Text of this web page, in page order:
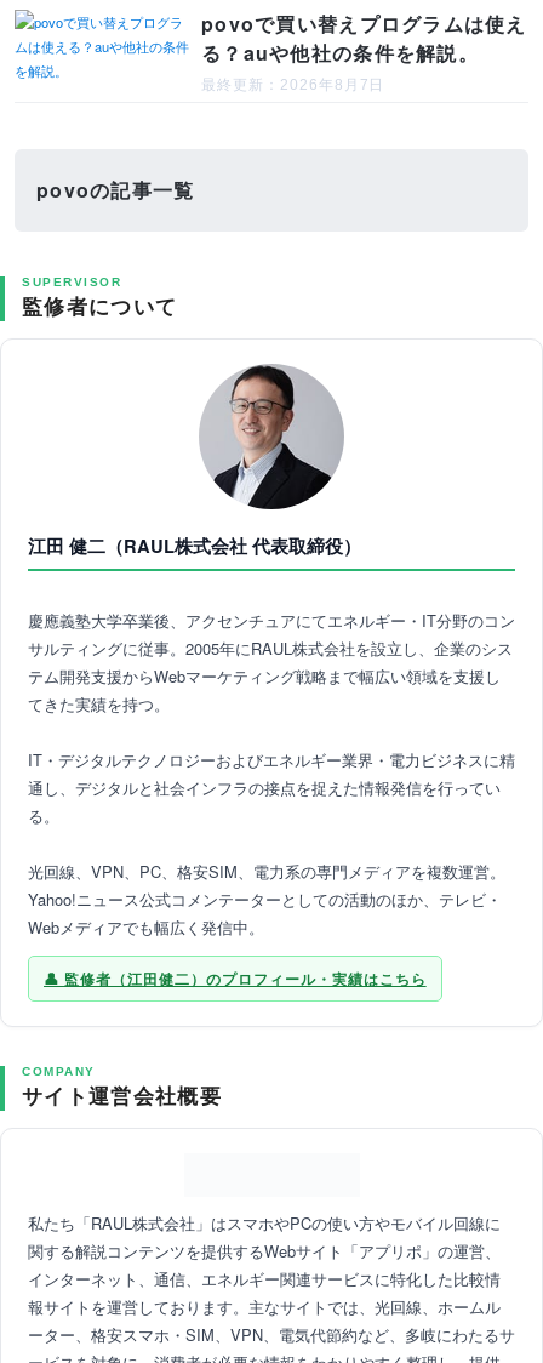
povoで買い替えプログラムは使え
る？auや他社の条件を解説。
最終更新：2026年8月7日
povoの記事一覧
SUPERVISOR
監修者について
江田 健二（RAUL株式会社 代表取締役）
慶應義塾大学卒業後、アクセンチュアにてエネルギー・IT分野のコン
サルティングに従事。2005年にRAUL株式会社を設立し、企業のシス
テム開発支援からWebマーケティング戦略まで幅広い領域を支援し
てきた実績を持つ。
IT・デジタルテクノロジーおよびエネルギー業界・電力ビジネスに精
通し、デジタルと社会インフラの接点を捉えた情報発信を行ってい
る。
光回線、VPN、PC、格安SIM、電力系の専門メディアを複数運営。
Yahoo!ニュース公式コメンテーターとしての活動のほか、テレビ・
Webメディアでも幅広く発信中。
監修者（江田健二）のプロフィール・実績はこちら
COMPANY
サイト運営会社概要
私たち「RAUL株式会社」はスマホやPCの使い方やモバイル回線に
関する解説コンテンツを提供するWebサイト「アプリポ」の運営、
インターネット、通信、エネルギー関連サービスに特化した比較情
報サイトを運営しております。主なサイトでは、光回線、ホームル
ーター、格安スマホ・SIM、VPN、電気代節約など、多岐にわたるサ